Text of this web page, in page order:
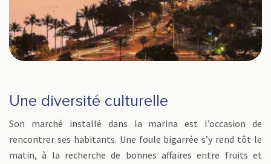
Une diversité culturelle
Son marché installé dans la marina est l’occasion de
rencontrer ses habitants. Une foule bigarrée s’y rend tôt le
matin, à la recherche de bonnes affaires entre fruits et